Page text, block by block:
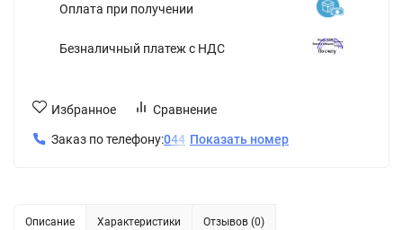
Оплата при получении
Безналичный платеж с НДС
Избранное Сравнение
Заказ по телефону:044 Показать номер
Описание Характеристики Отзывов (0)